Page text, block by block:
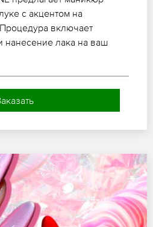
с акцентом на
Процедура включает
нанесение лака на ваш